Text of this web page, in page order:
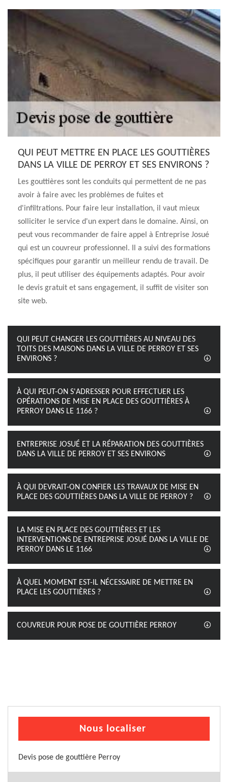
QUI PEUT METTRE EN PLACE LES GOUTTIÈRES
DANS LA VILLE DE PERROY ET SES ENVIRONS ?
Les gouttières sont les conduits qui permettent de ne pas
avoir à faire avec les problèmes de fuites et
d'infiltrations. Pour faire leur installation, il vaut mieux
solliciter le service d'un expert dans le domaine. Ainsi, on
peut vous recommander de faire appel à Entreprise Josué
qui est un couvreur professionnel. Il a suivi des formations
spécifiques pour garantir un meilleur rendu de travail. De
plus, il peut utiliser des équipements adaptés. Pour avoir
le devis gratuit et sans engagement, il suffit de visiter son
site web.
QUI PEUT CHANGER LES GOUTTIÈRES AU NIVEAU DES
TOITS DES MAISONS DANS LA VILLE DE PERROY ET SES
ENVIRONS ?
À QUI PEUT-ON S'ADRESSER POUR EFFECTUER LES
OPÉRATIONS DE MISE EN PLACE DES GOUTTIÈRES À
PERROY DANS LE 1166 ?
ENTREPRISE JOSUÉ ET LA RÉPARATION DES GOUTTIÈRES
DANS LA VILLE DE PERROY ET SES ENVIRONS
À QUI DEVRAIT-ON CONFIER LES TRAVAUX DE MISE EN
PLACE DES GOUTTIÈRES DANS LA VILLE DE PERROY ?
LA MISE EN PLACE DES GOUTTIÈRES ET LES
INTERVENTIONS DE ENTREPRISE JOSUÉ DANS LA VILLE DE
PERROY DANS LE 1166
À QUEL MOMENT EST-IL NÉCESSAIRE DE METTRE EN
PLACE LES GOUTTIÈRES ?
COUVREUR POUR POSE DE GOUTTIÈRE PERROY
Nous localiser
Devis pose de gouttière Perroy